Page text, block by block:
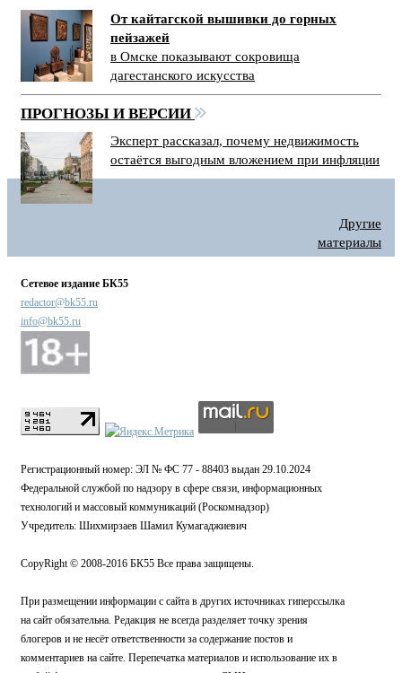
От кайтагской вышивки до горных
пейзажей
в Омске показывают сокровища
дагестанского искусства
ПРОГНОЗЫ И ВЕРСИИ
Эксперт рассказал, почему недвижимость
остаётся выгодным вложением при инфляции
Другие
материалы
Сетевое издание БК55
redactor@bk55.ru
info@bk55.ru
Регистрационный номер: ЭЛ № ФС 77 - 88403 выдан 29.10.2024
Федеральной службой по надзору в сфере связи, информационных
технологий и массовый коммуникаций (Роскомнадзор)
Учредитель: Шихмирзаев Шамил Кумагаджиевич
CopyRight © 2008-2016 БК55 Все права защищены.
При размещении информации с сайта в других источниках гиперссылка
на сайт обязательна. Редакция не всегда разделяет точку зрения
блогеров и не несёт ответственности за содержание постов и
комментариев на сайте. Перепечатка материалов и использование их в